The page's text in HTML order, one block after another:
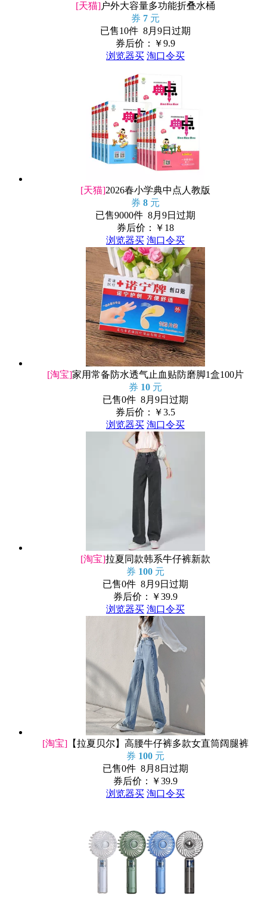
[天猫]户外大容量多功能折叠水桶
券 7 元
已售10件 8月9日过期
券后价：￥9.9
浏览器买 淘口令买
[天猫]2026春小学典中点人教版
券 8 元
已售9000件 8月9日过期
券后价：￥ 18
浏览器买 淘口令买
[淘宝]家用常备防水透气止血贴防磨脚1盒100片
券 10 元
已售0件 8月9日过期
券后价：￥3.5
浏览器买 淘口令买
[淘宝]拉夏同款韩系牛仔裤新款
券 100 元
已售0件 8月9日过期
券后价：￥39.9
浏览器买 淘口令买
[淘宝] 【拉夏贝尔】高腰牛仔裤多款女直筒阔腿裤
券 100 元
已售0件 8月8日过期
券后价：￥39.9
浏览器买 淘口令买